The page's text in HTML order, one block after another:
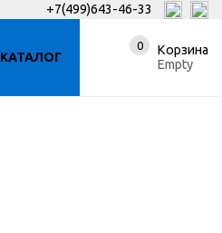
+7(499)643-46-33
КАТАЛОГ
0
Корзина
Empty